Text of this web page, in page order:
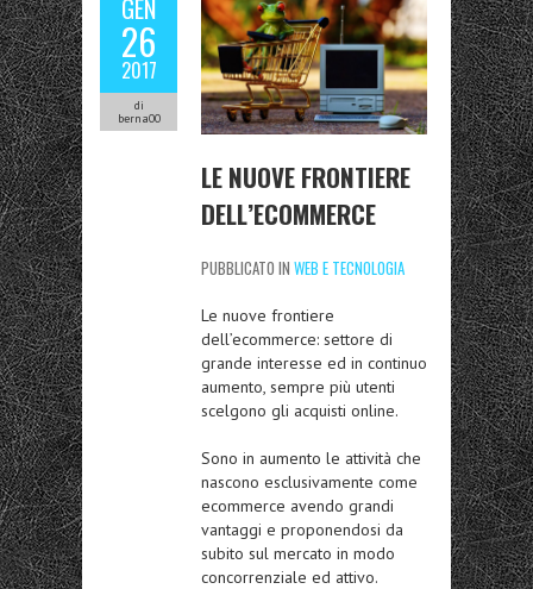
GEN
26
2017
di
berna00
LE NUOVE FRONTIERE
DELL’ECOMMERCE
PUBBLICATO IN WEB E TECNOLOGIA
Le nuove frontiere
dell’ecommerce: settore di
grande interesse ed in continuo
aumento, sempre più utenti
scelgono gli acquisti online.
Sono in aumento le attività che
nascono esclusivamente come
ecommerce avendo grandi
vantaggi e proponendosi da
subito sul mercato in modo
concorrenziale ed attivo.